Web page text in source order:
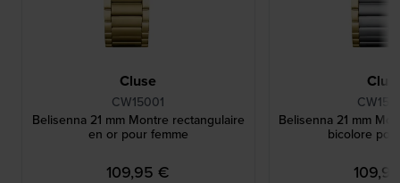
Cluse
CW15001
Belisenna 21 mm Montre rectangulaire
en or pour femme
109,95 €
Belisenna 21 mm
bicolore